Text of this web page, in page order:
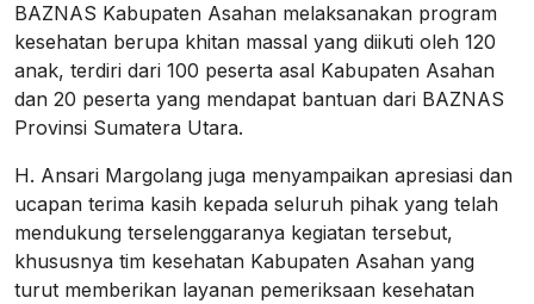
BAZNAS Kabupaten Asahan melaksanakan program
kesehatan berupa khitan massal yang diikuti oleh 120
anak, terdiri dari 100 peserta asal Kabupaten Asahan
dan 20 peserta yang mendapat bantuan dari BAZNAS
Provinsi Sumatera Utara.
H. Ansari Margolang juga menyampaikan apresiasi dan
ucapan terima kasih kepada seluruh pihak yang telah
mendukung terselenggaranya kegiatan tersebut,
khususnya tim kesehatan Kabupaten Asahan yang
turut memberikan layanan pemeriksaan kesehatan